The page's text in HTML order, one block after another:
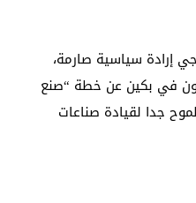
إرادة سياسية صارمة،
في بكين عن خطة “صنع
طموح جدا لقيادة صناعات